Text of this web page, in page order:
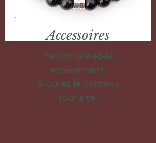
Accessoires
Personnalisez-le
entièrement.
Ajoutez le contenu
souhaité.